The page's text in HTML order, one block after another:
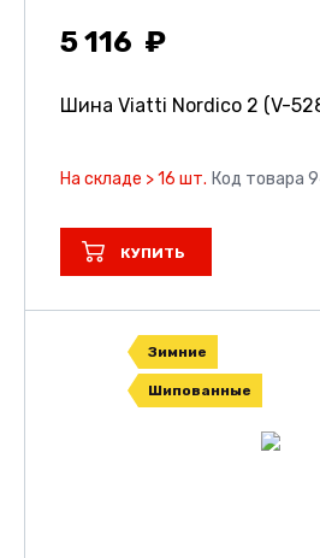
5 116
Шина Viatti Nordico 2 (V-
На складе > 16 шт. Код товара
КУПИТЬ
Зимние
Шипованные